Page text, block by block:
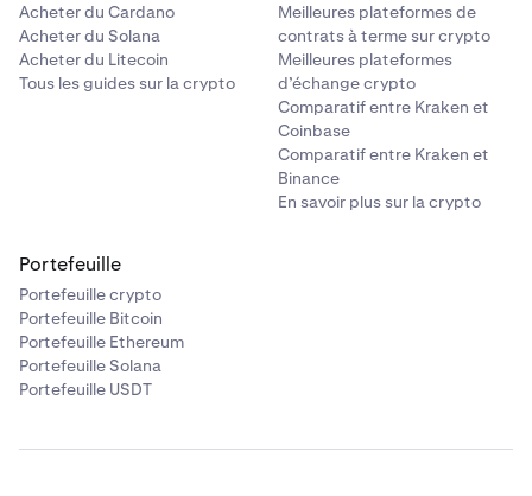
Acheter du Cardano
Acheter du Solana
Acheter du Litecoin
Tous les guides sur la crypto
Meilleures plateformes de
contrats à terme sur crypto
Meilleures plateformes
d’échange crypto
Comparatif entre Kraken et
Coinbase
Comparatif entre Kraken et
Binance
En savoir plus sur la crypto
Portefeuille
Portefeuille crypto
Portefeuille Bitcoin
Portefeuille Ethereum
Portefeuille Solana
Portefeuille USDT